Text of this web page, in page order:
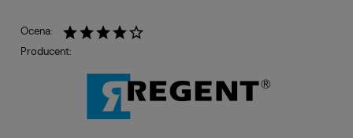
Ocena:
Producent: